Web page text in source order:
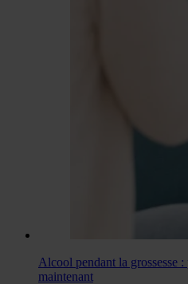
Alcool pendant la grossesse
maintenant